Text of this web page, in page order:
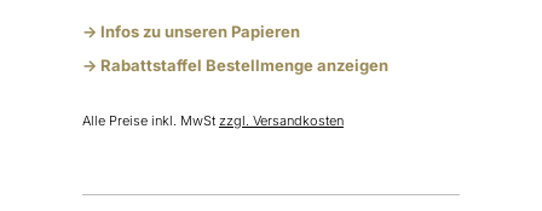
-> Infos zu unseren Papieren
-> Rabattstaffel Bestellmenge anzeigen
Alle Preise inkl. MwSt zzgl. Versandkosten